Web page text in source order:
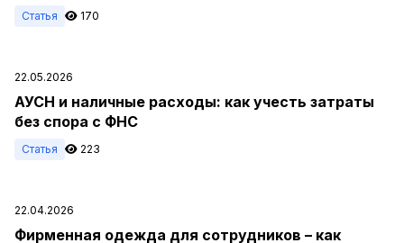
Статья 170
22.05.2026
АУСН и наличные расходы: как учесть затраты
без спора с ФНС
Статья 223
22.04.2026
Фирменная одежда для сотрудников – как